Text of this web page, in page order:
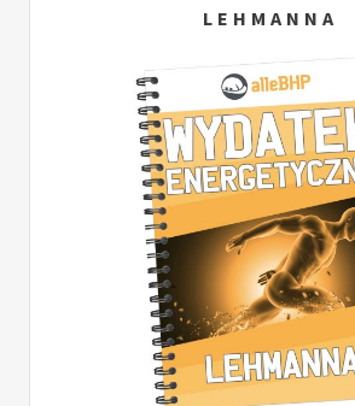
LEHMANNA